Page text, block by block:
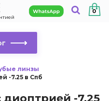
0
линзы
-7.25 в Спб
-7.25